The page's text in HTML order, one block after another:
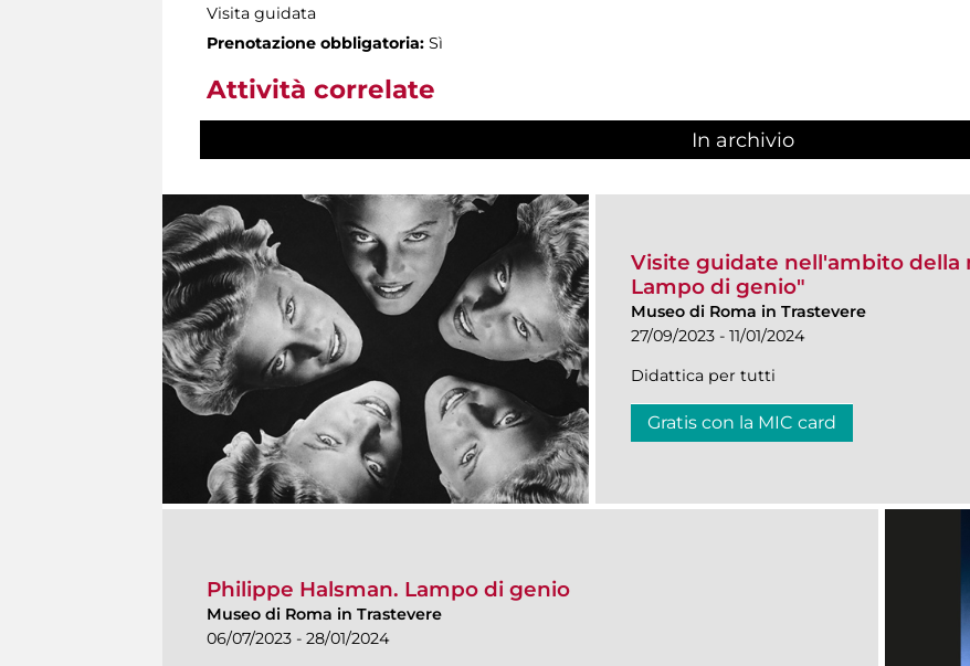
Visita guidata
Prenotazione obbligatoria: Sì
Attività correlate
In archivio
Visite guidate nell'ambito della
Lampo di genio"
Museo di Roma in Trastevere
27/09/2023 - 11/01/2024
Didattica per tutti
Gratis con la MIC card
Philippe Halsman. Lampo di genio
Museo di Roma in Trastevere
06/07/2023 - 28/01/2024